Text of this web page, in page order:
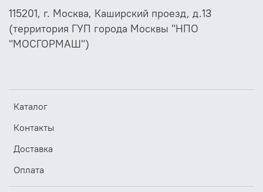
Каталог
Контакты
Доставка
Оплата
115201, г. Москва, Каширский проезд, д.13
(территория ГУП города Москвы "НПО
"МОСГОРМАШ")